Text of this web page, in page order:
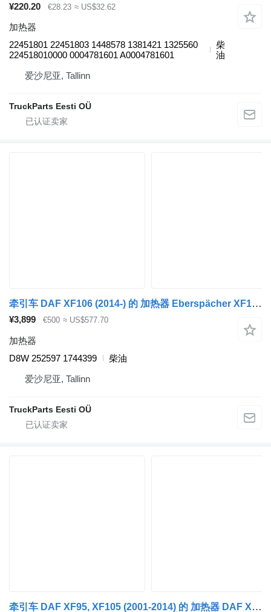
¥220.20 €28.23 ≈ US$32.62
加热器
22451801 22451803 1448578 1381421 1325560
224518010000 0004781601 A0004781601
柴
油
爱沙尼亚, Tallinn
TruckParts Eesti OÜ
牵引车 DAF XF106 (2014-) 的 加热器 Eberspächer XF106 (01.14-) D8W 252597
¥3,899 €500 ≈ US$577.70
加热器
D8W 252597 1744399
柴油
爱沙尼亚, Tallinn
TruckParts Eesti OÜ
牵引车 DAF XF95, XF105 (2001-2014) 的 加热器 DAF XF105 (01.05-) 1799805